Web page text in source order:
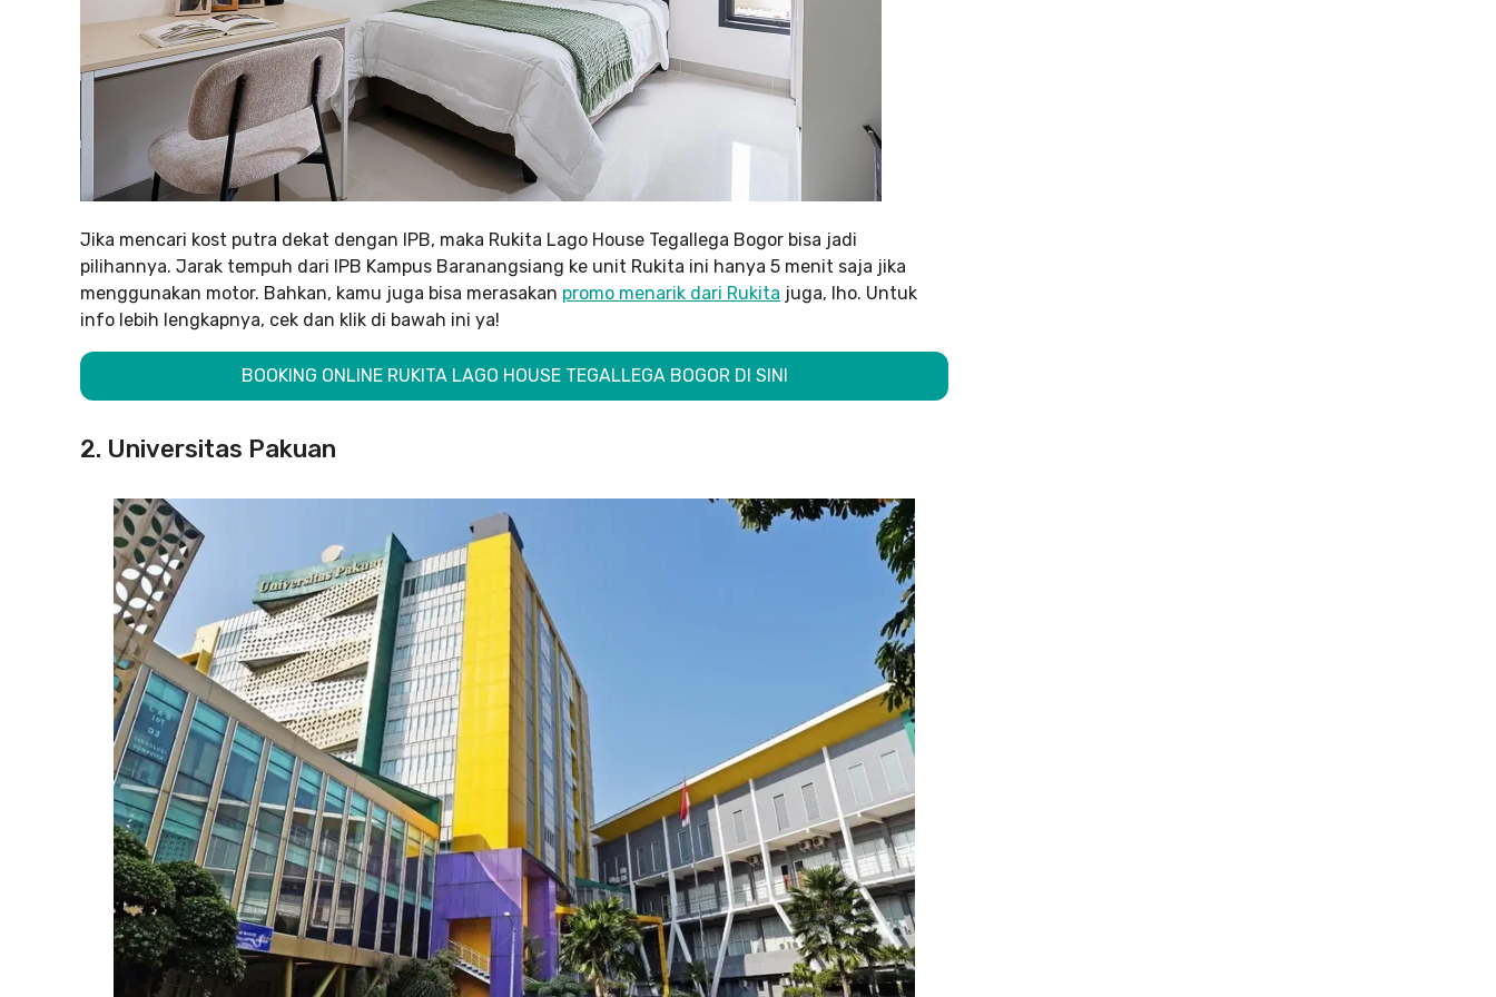
Jika mencari kost putra dekat dengan IPB, maka Rukita Lago House Tegallega Bogor bisa jadi
pilihannya. Jarak tempuh dari IPB Kampus Baranangsiang ke unit Rukita ini hanya 5 menit saja jika
menggunakan motor. Bahkan, kamu juga bisa merasakan promo menarik dari Rukita juga, lho. Untuk
info lebih lengkapnya, cek dan klik di bawah ini ya!
BOOKING ONLINE RUKITA LAGO HOUSE TEGALLEGA BOGOR DI SINI
2. Universitas Pakuan